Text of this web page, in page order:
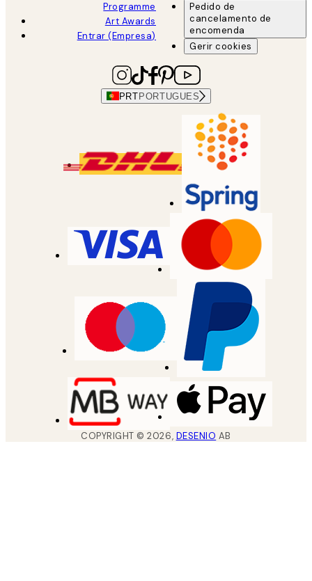
Programme
Art Awards
Entrar (Empresa)
Pedido de
cancelamento de
encomenda
Gerir cookies
PRT PORTUGUES
COPYRIGHT ©2026, DESENIO AB